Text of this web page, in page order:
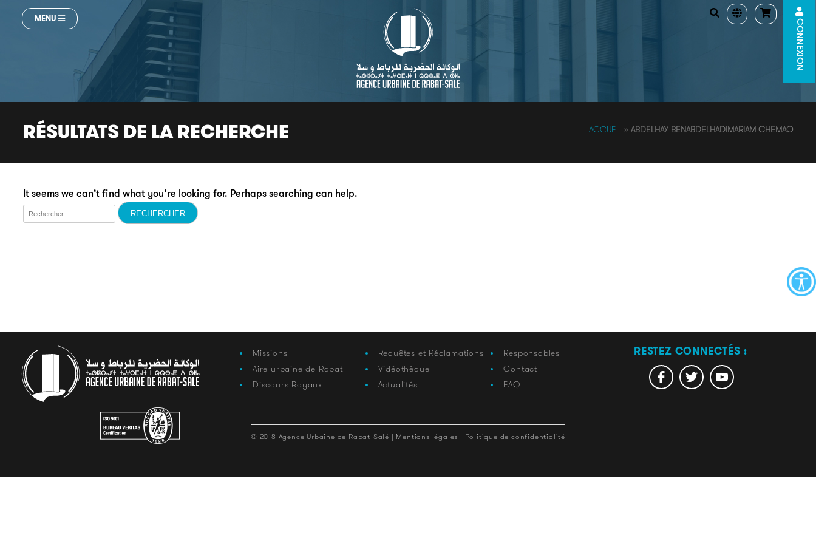
MENU CONNEXION
RÉSULTATS DE LA RECHERCHE ACCUEIL» ABDELHAY BENABDELHADIMARIAM CHEMAO
It seems we can’t find what you’re looking for. Perhaps searching can help.
Rechercher :
Missions
Aire urbaine de Rabat
Discours Royaux
Requêtes et Réclamations
Vidéothèque
Actualités
Responsables
Contact
FAQ
RESTEZ CONNECTÉS :
© 2018 Agence Urbaine de Rabat-Salé | Mentions légales | Politique de confidentialité